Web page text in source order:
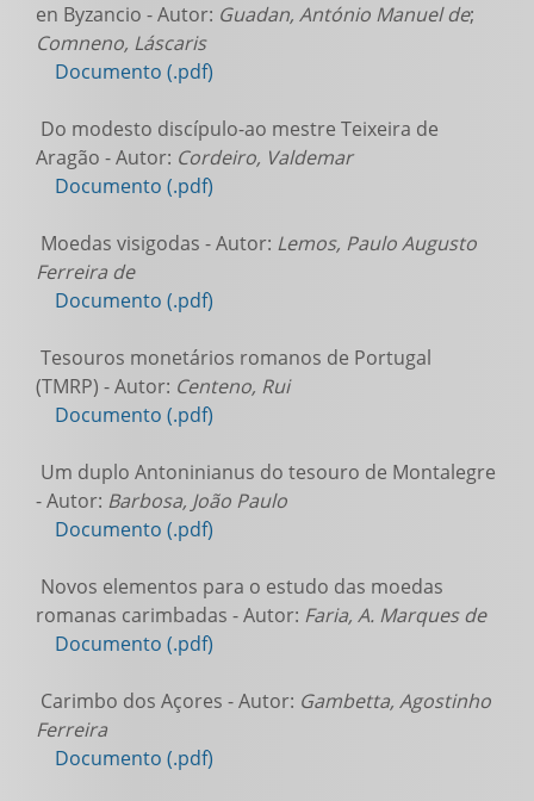
en Byzancio - Autor: Guadan, António Manuel de;
Comneno, Láscaris
Documento (.pdf)
Do modesto discípulo-ao mestre Teixeira de
Aragão - Autor: Cordeiro, Valdemar
Documento (.pdf)
Moedas visigodas - Autor: Lemos, Paulo Augusto
Ferreira de
Documento (.pdf)
Tesouros monetários romanos de Portugal
(TMRP) - Autor: Centeno, Rui
Documento (.pdf)
Um duplo Antoninianus do tesouro de Montalegre
- Autor: Barbosa, João Paulo
Documento (.pdf)
Novos elementos para o estudo das moedas
romanas carimbadas - Autor: Faria, A. Marques de
Documento (.pdf)
Carimbo dos Açores - Autor: Gambetta, Agostinho
Ferreira
Documento (.pdf)